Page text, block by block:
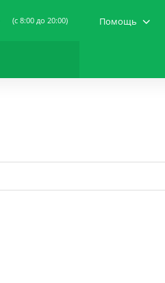
(c 8:00 до 20:00) Помощь